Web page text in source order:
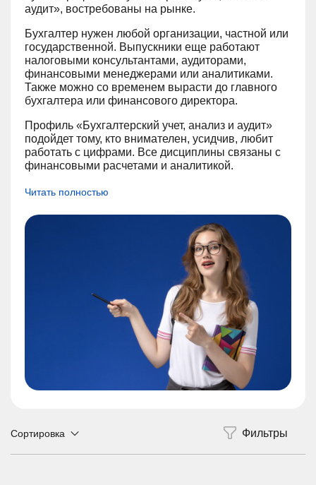
аудит», востребованы на рынке.
Бухгалтер нужен любой организации, частной или
государственной. Выпускники еще работают
налоговыми консультантами, аудиторами,
финансовыми менеджерами или аналитиками.
Также можно со временем вырасти до главного
бухгалтера или финансового директора.
Профиль «Бухгалтерский учет, анализ и аудит»
подойдет тому, кто внимателен, усидчив, любит
работать с цифрами. Все дисциплины связаны с
финансовыми расчетами и аналитикой.
Читать полностью
Сортировка